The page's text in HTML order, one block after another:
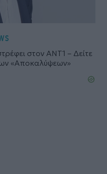
στον ΑΝΤ1 – Δείτε
«Αποκαλύψεων»